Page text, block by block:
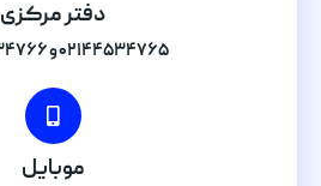
دفتر مرکزی
۰۲۱۴۴۵۳۴۷۶۵ و ۰۲۱۴۴۵۳۴۷۶۶
موبایل